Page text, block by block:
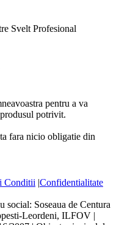
Svelt Profesional
pentru a va
potrivit.
fara nicio obligatie din
Conditii |Confidentialitate
social: Soseaua de Centura
Leordeni, ILFOV |